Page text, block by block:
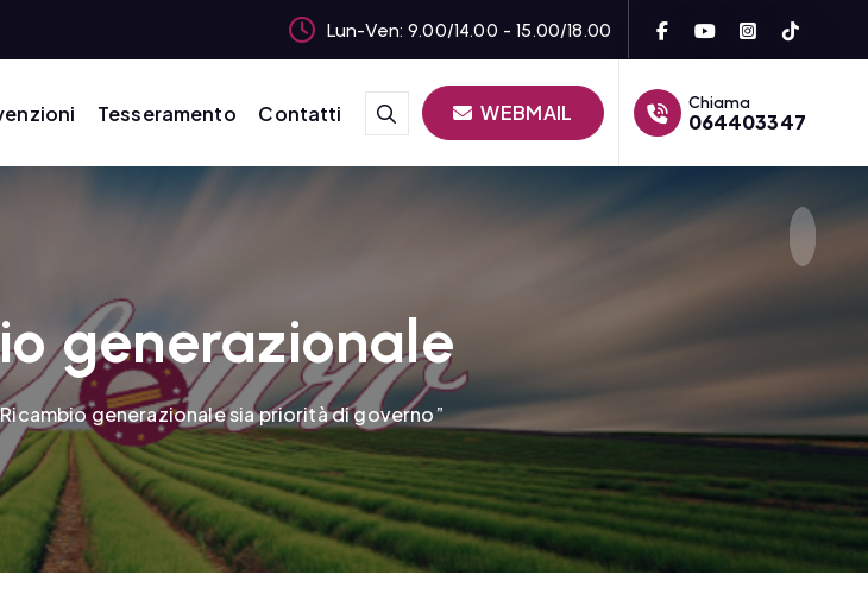
Lun-Ven: 9.00/14.00 - 15.00/18.00
Tesseramento Contatti WEBMAIL Chiama
064403347
generazionale
generazionale sia priorità di governo”